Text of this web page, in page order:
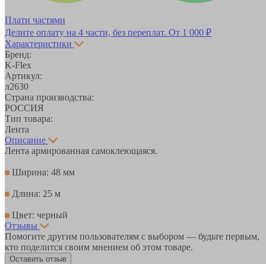
Плати частями
Делите оплату на 4 части, без переплат. От 1 000 ₽
Характеристики
Бренд:
K-Flex
Артикул:
л2630
Страна производства:
РОССИЯ
Тип товара:
Лента
Описание
Лента армированная самоклеющаяся.
Ширина: 48 мм
Длина: 25 м
Цвет: черный
Отзывы
Помогите другим пользователям с выбором — будьте первым,
кто поделится своим мнением об этом товаре.
Оставить отзыв